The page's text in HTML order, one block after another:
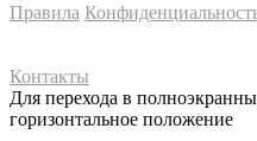
Правила
Контакты
Для перехода в
горизонтальное положение